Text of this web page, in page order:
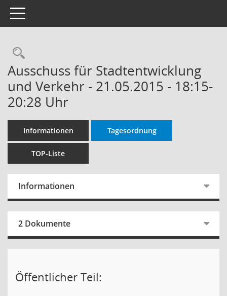
Toggle navigation
Rechercheauswahl
Ausschuss für Stadtentwicklung
und Verkehr - 21.05.2015 - 18:15-
20:28 Uhr
Informationen Tagesordnung
TOP-Liste
Informationen
2 Dokumente
Öffentlicher Teil: